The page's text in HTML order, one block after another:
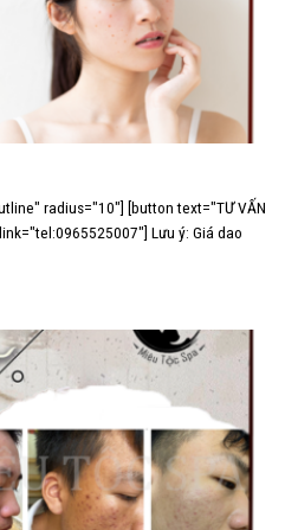
radius="10"] [button text="TƯ VẤN
Lưu ý: Giá dao